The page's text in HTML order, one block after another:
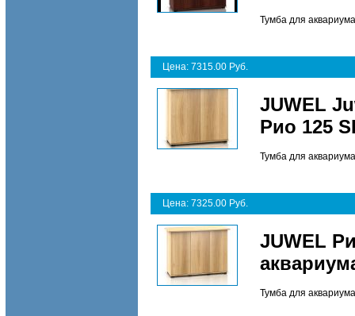
Тумба для
Цена: 7315.00 Руб.
JUWEL
Рио 125
Тумба для
Цена: 7325.00 Руб.
JUWEL
Тумба для